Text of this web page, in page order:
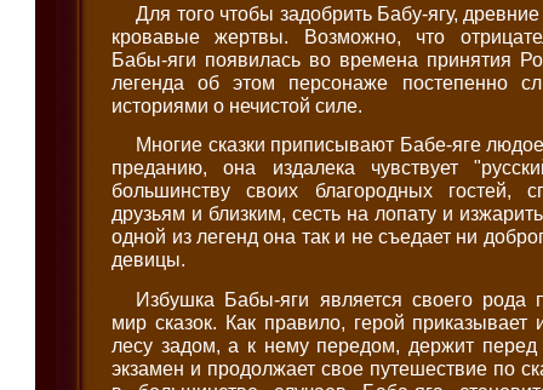
Для того чтобы задобрить Бабу-ягу,
кровавые жертвы. Возможно, что
Бабы-яги появилась во времена принятия
легенда об этом персонаже постепенно
историями о нечистой силе.
Многие сказки приписывают Бабе-яге
преданию, она издалека чувствует
большинству своих благородных гостей,
друзьям и близким, сесть на лопату и
одной из легенд она так и не съедает ни
девицы.
Избушка Бабы-яги является своего рода
мир сказок. Как правило, герой приказывает
лесу задом, а к нему передом, держит перед
экзамен и продолжает свое путешествие по